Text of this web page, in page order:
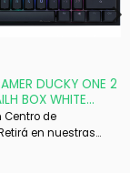
DUCKY ONE 2
BOX WHITE
SHOT PBT
Centro de
48 hs hábiles. Si es